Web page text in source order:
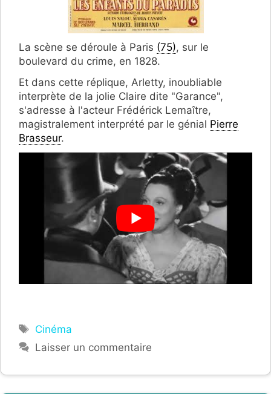
La scène se déroule à Paris (75), sur le
boulevard du crime, en 1828.
Et dans cette réplique, Arletty, inoubliable
interprète de la jolie Claire dite "Garance",
s'adresse à l'acteur Frédérick Lemaître,
magistralement interprété par le génial Pierre
Brasseur.
Étiquettes
Cinéma
Laisser un commentaire